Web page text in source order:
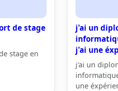
de stage
stage en
j'ai un
j'ai une
j'ai un
une